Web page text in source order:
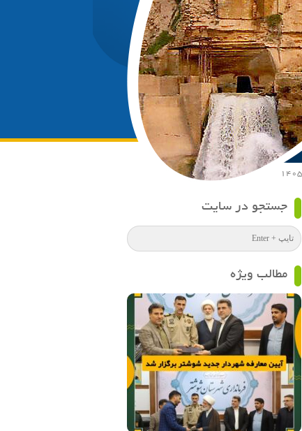
جستجو در سایت
مطالب ویژه